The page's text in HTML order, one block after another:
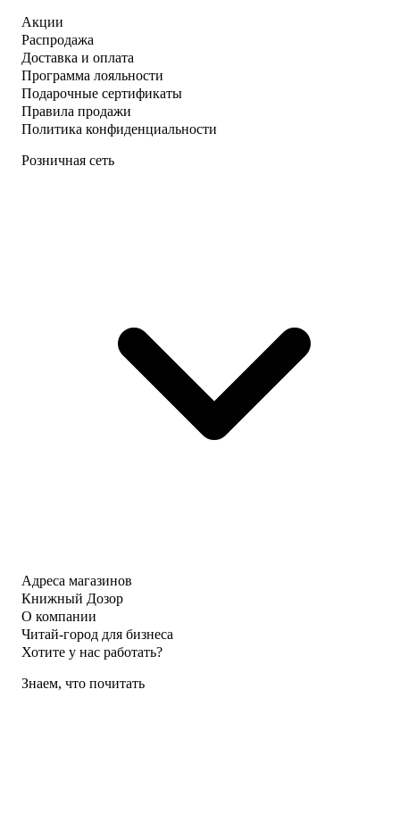
Акции
Распродажа
Доставка и оплата
Программа лояльности
Подарочные сертификаты
Правила продажи
Политика конфиденциальности
Розничная сеть
Адреса магазинов
Книжный Дозор
О компании
Читай-город для бизнеса
Хотите у нас работать?
Знаем, что почитать